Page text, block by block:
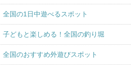
全国の1日中遊べるスポット
子どもと楽しめる！全国の釣り堀
全国のおすすめ外遊びスポット